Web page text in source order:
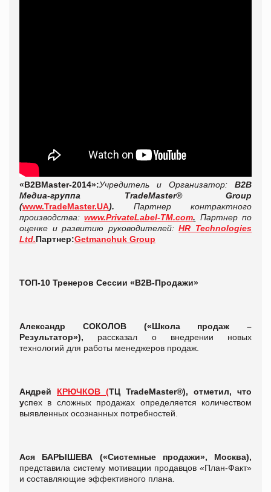
«B2BMaster-2014»:Учредитель и Организатор: B2B
Медиа-группа TradeMaster® Group
(www.TradeMaster.UA). Партнер контрактного
производства:www.PrivateLabel-TM.com. Партнер по
оценке и развитию руководителей:HR Technologies
Ltd.Партнер:Getmanchuk Group
ТОП-10 Тренеров Сессии «В2В-Продажи»
Александр СОКОЛОВ («Школа продаж –
Результатор»), рассказал о внедрении новых
технологий для работы менеджеров продаж.
Андрей КРЮЧКОВ (ТЦ TradeMaster®), отметил, что
успех в сложных продажах определяется количеством
выявленных осознанных потребностей.
Ася БАРЫШЕВА («Системные продажи», Москва),
представила систему мотивации продавцов «План-Факт»
и составляющие эффективного плана.